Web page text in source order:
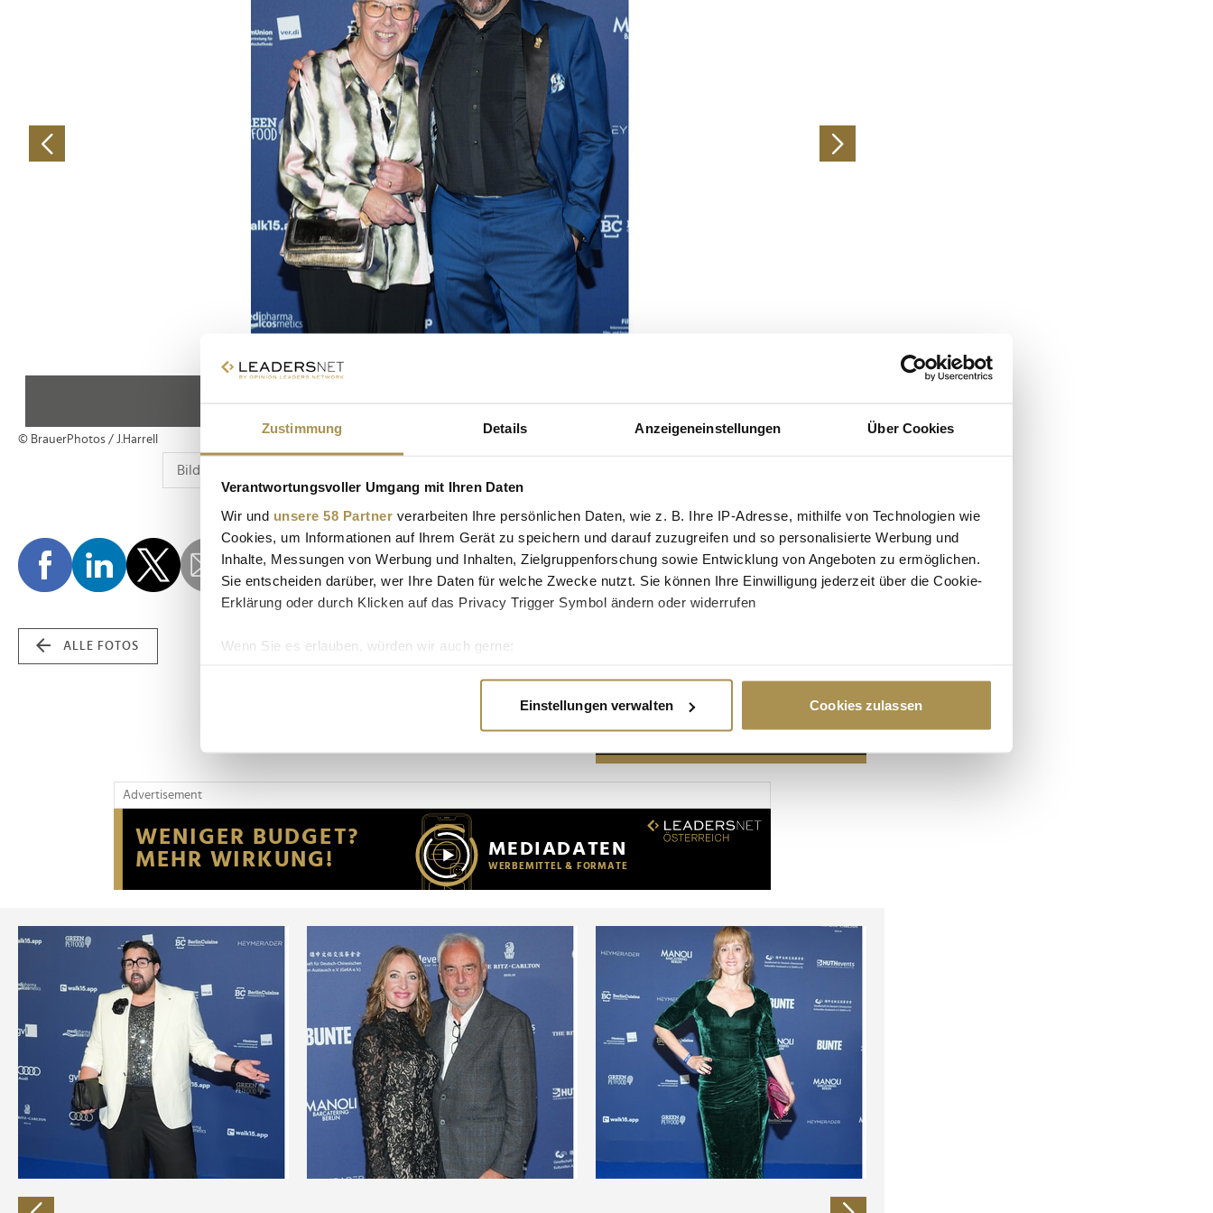
Zustimmung Details Anzeigeneinstellungen Über Cookies
Verantwortungsvoller Umgang mit Ihren Daten
Wir und unsere 58 Partner verarbeiten Ihre persönlichen Daten, wie z. B. Ihre IP-Adresse, mithilfe von Technologien wie
Cookies, um Informationen auf Ihrem Gerät zu speichern und darauf zuzugreifen und so personalisierte Werbung und
Inhalte, Messungen von Werbung und Inhalten, Zielgruppenforschung sowie Entwicklung von Angeboten zu ermöglichen.
Sie entscheiden darüber, wer Ihre Daten für welche Zwecke nutzt. Sie können Ihre Einwilligung jederzeit über die Cookie-
Erklärung oder durch Klicken auf das Privacy Trigger Symbol ändern oder widerrufen
Wenn Sie es erlauben, würden wir auch gerne:
Erfahren Sie mehr darüber, wie Ihre persönlichen Daten verarbeitet werden, und legen Sie Ihre Präferenzen im
Wir verwenden Cookies, um Inhalte und Anzeigen zu personalisieren, Funktionen für soziale Medien anbieten zu können
Website an unsere Partner für soziale Medien, Werbung und Analysen weiter. Unsere Partner führen diese Informationen
möglicherweise mit weiteren Daten zusammen, die Sie ihnen bereitgestellt haben oder die sie im Rahmen Ihrer Nutzung
der Dienste gesammelt haben.
Einstellungen verwalten Cookies zulassen
© BrauerPhotos / J.Harrell
ALLE FOTOS
Advertisement
Advertisement